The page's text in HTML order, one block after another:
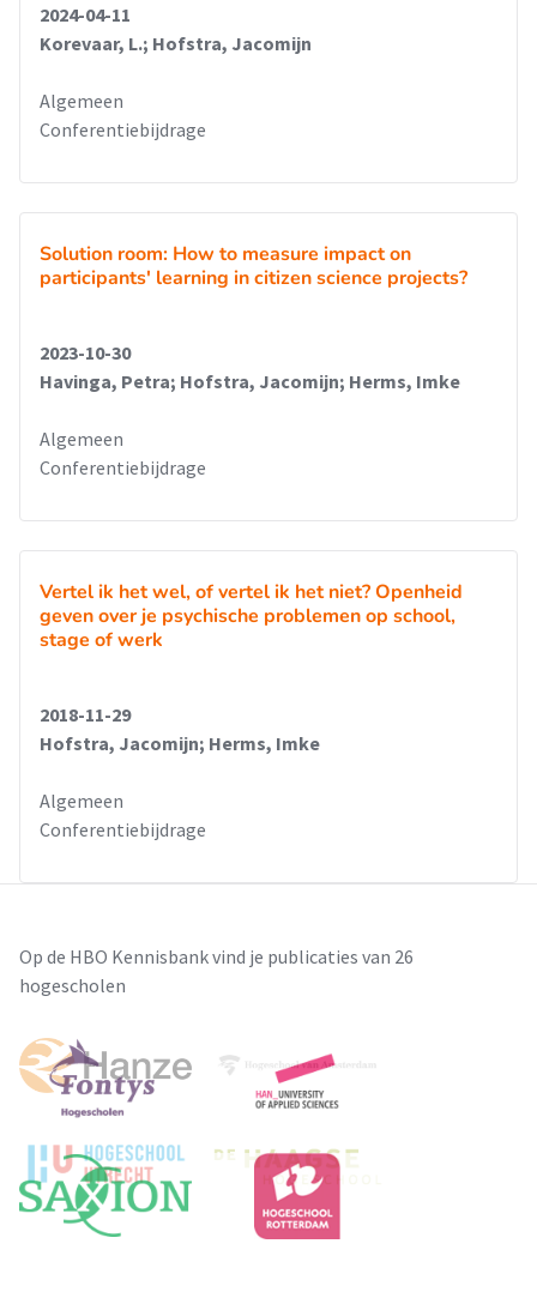
2024-04-11
Korevaar, L.; Hofstra, Jacomijn
Algemeen
Conferentiebijdrage
Solution room: How to measure impact on
participants' learning in citizen science projects?
2023-10-30
Havinga, Petra; Hofstra, Jacomijn; Herms, Imke
Algemeen
Conferentiebijdrage
Vertel ik het wel, of vertel ik het niet? Openheid
geven over je psychische problemen op school,
stage of werk
2018-11-29
Hofstra, Jacomijn; Herms, Imke
Algemeen
Conferentiebijdrage
Op de HBO Kennisbank vind je publicaties van 26
hogescholen